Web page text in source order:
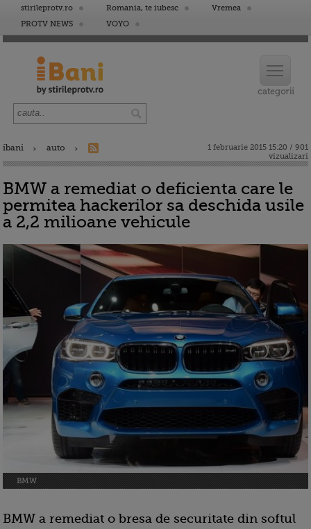
stirileprotv.ro Romania, te iubesc
Vremea
PROTV NEWS
VOYO
ibani auto
1 februarie 2015 15:20 / 901
vizualizari
BMW a remediat o deficienta care le
permitea hackerilor sa deschida usile
a 2,2 milioane vehicule
BMW
BMW a remediat o bresa de securitate din softul